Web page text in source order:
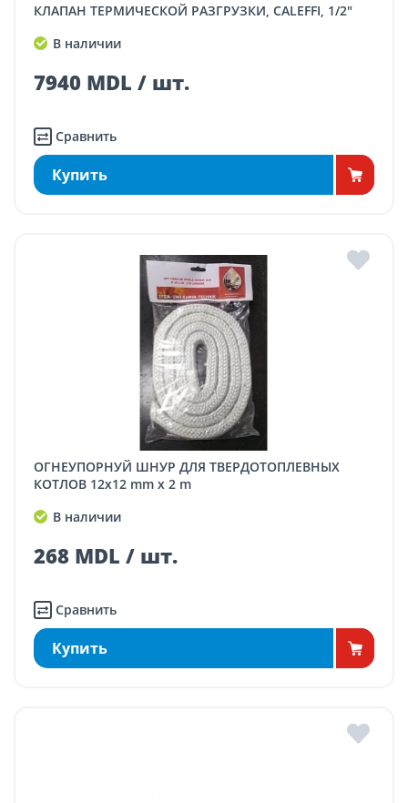
КЛАПАН ТЕРМИЧЕСКОЙ РАЗГРУЗКИ, CALEFFI, 1/2"
В наличии
7940 MDL / шт.
Сравнить
Купить
ОГНЕУПОРНУЙ ШНУР ДЛЯ ТВЕРДОТОПЛЕВНЫХ
КОТЛОВ 12x12 mm x 2 m
В наличии
268 MDL / шт.
Сравнить
Купить